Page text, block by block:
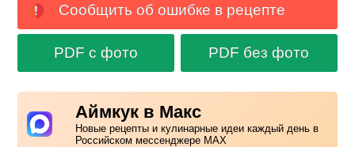
Сообщить об ошибке в рецепте
PDF с фото PDF без фото
Аймкук в Макс
Новые рецепты и кулинарные идеи каждый день в
Российском мессенджере MAX